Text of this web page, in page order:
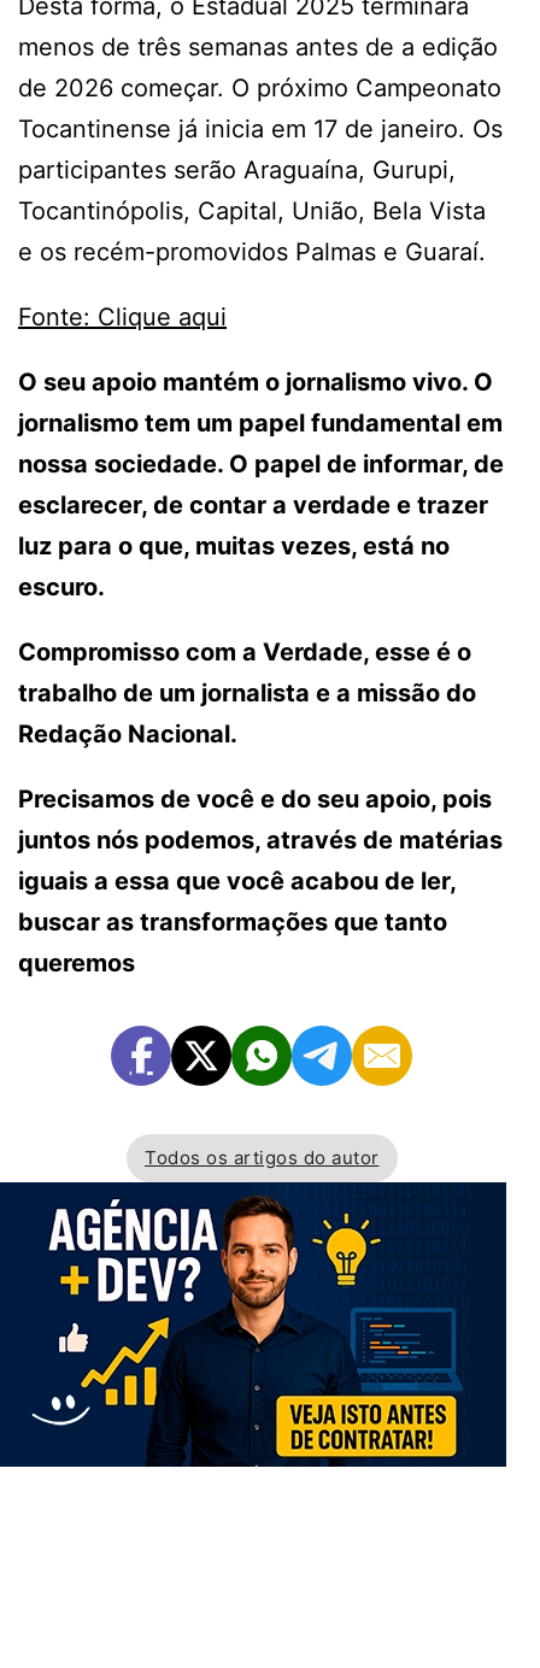
Desta forma, o Estadual 2025 terminará
menos de três semanas antes de a edição
de 2026 começar. O próximo Campeonato
Tocantinense já inicia em 17 de janeiro. Os
participantes serão Araguaína, Gurupi,
Tocantinópolis, Capital, União, Bela Vista
e os recém-promovidos Palmas e Guaraí.
Fonte: Clique aqui
O seu apoio mantém o jornalismo vivo. O
jornalismo tem um papel fundamental em
nossa sociedade. O papel de informar, de
esclarecer, de contar a verdade e trazer
luz para o que, muitas vezes, está no
escuro.
Compromisso com a Verdade, esse é o
trabalho de um jornalista e a missão do
Redação Nacional.
Precisamos de você e do seu apoio, pois
juntos nós podemos, através de matérias
iguais a essa que você acabou de ler,
buscar as transformações que tanto
queremos
Todos os artigos do autor